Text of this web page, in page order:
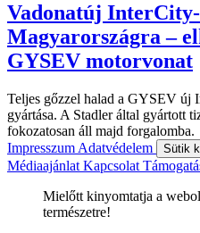
Vadonatúj
Magyarországra –
GYSEV motorvonat
Teljes gőzzel halad a GYSEV új
gyártása. A Stadler által gyártott
fokozatosan áll majd forgalomba.
Impresszum Adatvédelem Sütik
Médiaajánlat Kapcsolat
Mielőtt kinyomtatja a
természetre!